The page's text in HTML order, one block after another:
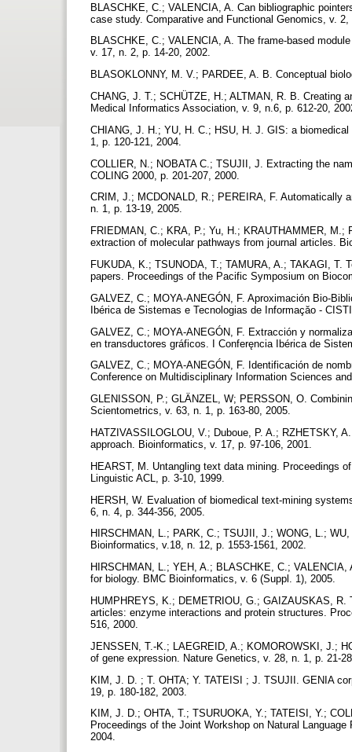
BLASCHKE, C.; VALENCIA, A. Can bibliographic
case study. Comparative and Functional Genomics, v.
BLASCHKE, C.; VALENCIA, A. The frame-based
v. 17, n. 2, p. 14-20, 2002.
BLASOKLONNY, M. V.; PARDEE, A. B. Conceptual
CHANG, J. T.; SCHÜTZE, H.; ALTMAN, R. B. Creating
Medical Informatics Association, v. 9, n.6, p. 612-20,
CHIANG, J. H.; YU, H. C.; HSU, H. J. GIS: a
1, p. 120-121, 2004.
COLLIER, N.; NOBATA C.; TSUJII, J. Extracting the
COLING 2000, p. 201-207, 2000.
CRIM, J.; MCDONALD, R.; PEREIRA, F. Automatically
n. 1, p. 13-19, 2005.
FRIEDMAN, C.; KRA, P.; Yu, H.; KRAUTHAMMER,
extraction of molecular pathways from journal articles.
FUKUDA, K.; TSUNODA, T.; TAMURA, A.; TAKAGI, T.
papers. Proceedings of the Pacific Symposium on
GALVEZ, C.; MOYA-ANEGÓN, F. Aproximación Bio-
Ibérica de Sistemas e Tecnologias de Informaçăo -
GALVEZ, C.; MOYA-ANEGÓN, F. Extracción y
en transductores gráficos. I Conferęncia Ibérica de
GALVEZ, C.; MOYA-ANEGÓN, F. Identificación de
Conference on Multidisciplinary Information Sciences
GLENISSON, P.; GLÄNZEL, W; PERSSON, O.
Scientometrics, v. 63, n. 1, p. 163-80, 2005.
HATZIVASSILOGLOU, V.; Duboue, P. A.; RZHETSKY,
approach. Bioinformatics, v. 17, p. 97-106, 2001.
HEARST, M. Untangling text data mining. Proceedings
Linguistic ACL, p. 3-10, 1999.
HERSH, W. Evaluation of biomedical text-mining
6, n. 4, p. 344-356, 2005.
HIRSCHMAN, L.; PARK, C.; TSUJII, J.; WONG, L.;
Bioinformatics, v.18, n. 12, p. 1553-1561, 2002.
HIRSCHMAN, L.; YEH, A.; BLASCHKE, C.;
for biology. BMC Bioinformatics, v. 6 (Suppl. 1), 2005.
HUMPHREYS, K.; DEMETRIOU, G.; GAIZAUSKAS,
articles: enzyme interactions and protein structures.
516, 2000.
JENSSEN, T.-K.; LAEGREID, A.; KOMOROWSKI, J.;
of gene expression. Nature Genetics, v. 28, n. 1, p. 21-
KIM, J. D. ; T. OHTA; Y. TATEISI ; J. TSUJII. GENIA
19, p. 180-182, 2003.
KIM, J. D.; OHTA, T.; TSURUOKA, Y.; TATEISI, Y.;
Proceedings of the Joint Workshop on Natural
2004.